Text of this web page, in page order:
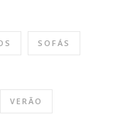
SOFÁS
VERÃO